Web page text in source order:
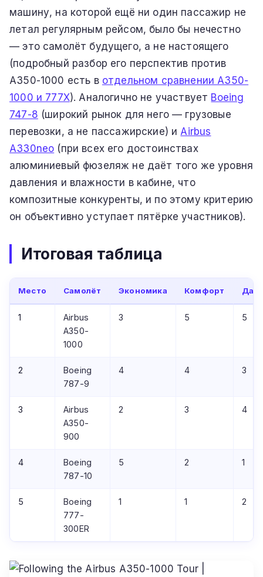
машину, на которой ещё ни один пассажир не
летал регулярным рейсом, было бы нечестно
— это самолёт будущего, а не настоящего
(подробный разбор его перспектив против
A350-1000 есть в отдельном сравнении A350-
1000 и 777X). Аналогично не участвует Boeing
747-8 (широкий рынок для него — грузовые
перевозки, а не пассажирские) и Airbus
A330neo (при всех его достоинствах
алюминиевый фюзеляж не даёт того же уровня
давления и влажности в кабине, что
композитные конкуренты, и по этому критерию
он объективно уступает пятёрке участников).
Итоговая таблица
Место Самолёт Экономика Комфорт
1
Airbus
A350-
1000
3 5 5
2
Boeing
787-9
4 4 3
3
Airbus
A350-
900
2 3 4
4
Boeing
787-10
5 2 1
5
Boeing
777-
300ER
1 1 2